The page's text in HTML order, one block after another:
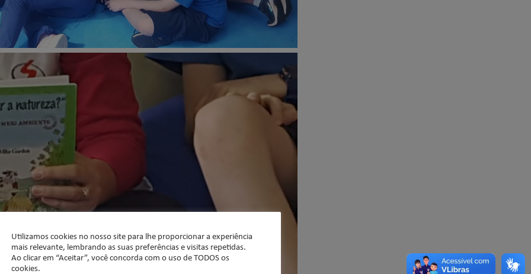
Utilizamos cookies no nosso site para lhe proporcionar a experiência
mais relevante, lembrando as suas preferências e visitas repetidas.
Ao clicar em “Aceitar”, você concorda com o uso de TODOS os
cookies.